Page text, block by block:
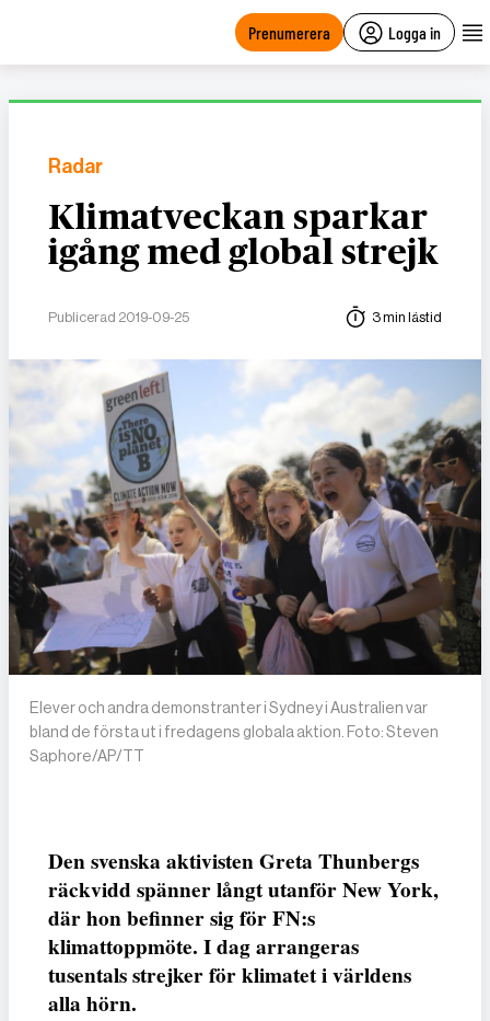
Prenumerera Logga in
Radar
Klimatveckan sparkar
igång med global strejk
Publicerad 2019-09-25 3 min lästid
Elever och andra demonstranter i Sydney i Australien var
bland de första ut i fredagens globala aktion. Foto: Steven
Saphore/AP/TT
Den svenska aktivisten Greta Thunbergs
räckvidd spänner långt utanför New York,
där hon befinner sig för FN:s
klimattoppmöte. I dag arrangeras
tusentals strejker för klimatet i världens
alla hörn.